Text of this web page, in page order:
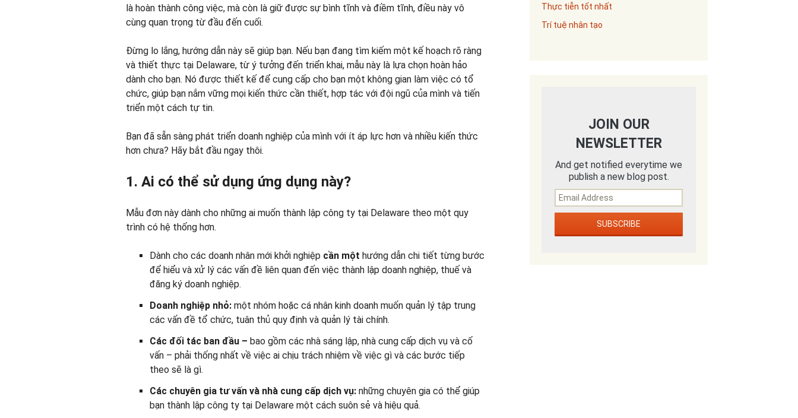
là hoàn thành công việc, mà còn là giữ được sự bình tĩnh và điềm tĩnh, điều này vô
cùng quan trọng từ đầu đến cuối.
Đừng lo lắng, hướng dẫn này sẽ giúp bạn. Nếu bạn đang tìm kiếm một kế hoạch rõ ràng
và thiết thực tại Delaware, từ ý tưởng đến triển khai, mẫu này là lựa chọn hoàn hảo
dành cho bạn. Nó được thiết kế để cung cấp cho bạn một không gian làm việc có tổ
chức, giúp bạn nắm vững mọi kiến thức cần thiết, hợp tác với đội ngũ của mình và tiến
triển một cách tự tin.
Bạn đã sẵn sàng phát triển doanh nghiệp của mình với ít áp lực hơn và nhiều kiến thức
hơn chưa? Hãy bắt đầu ngay thôi.
1. Ai có thể sử dụng ứng dụng này?
Mẫu đơn này dành cho những ai muốn thành lập công ty tại Delaware theo một quy
trình có hệ thống hơn.
Dành cho các doanh nhân mới khởi nghiệp cần một hướng dẫn chi tiết từng bước
để hiểu và xử lý các vấn đề liên quan đến việc thành lập doanh nghiệp, thuế và
đăng ký doanh nghiệp.
Doanh nghiệp nhỏ: một nhóm hoặc cá nhân kinh doanh muốn quản lý tập trung
các vấn đề tổ chức, tuân thủ quy định và quản lý tài chính.
Các đối tác ban đầu – bao gồm các nhà sáng lập, nhà cung cấp dịch vụ và cố
vấn – phải thống nhất về việc ai chịu trách nhiệm về việc gì và các bước tiếp
theo sẽ là gì.
Các chuyên gia tư vấn và nhà cung cấp dịch vụ: những chuyên gia có thể giúp
bạn thành lập công ty tại Delaware một cách suôn sẻ và hiệu quả.
Thực tiễn tốt nhất
Trí tuệ nhân tạo
JOIN OUR
NEWSLETTER
And get notified everytime we
publish a new blog post.